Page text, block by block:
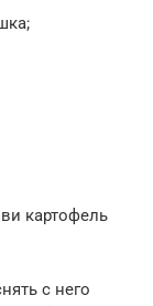
картофель
с него